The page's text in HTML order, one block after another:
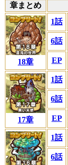
章まとめ
18章
1話
6話
EP
17章
1話
6話
EP
1話
6話